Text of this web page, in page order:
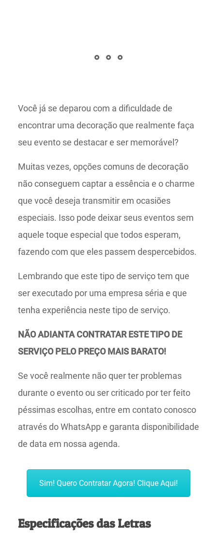
Você já se deparou com a dificuldade de
encontrar uma decoração que realmente faça
seu evento se destacar e ser memorável?
Muitas vezes, opções comuns de decoração
não conseguem captar a essência e o charme
que você deseja transmitir em ocasiões
especiais. Isso pode deixar seus eventos sem
aquele toque especial que todos esperam,
fazendo com que eles passem despercebidos.
Lembrando que este tipo de serviço tem que
ser executado por uma empresa séria e que
tenha experiência neste tipo de serviço.
NÃO ADIANTA CONTRATAR ESTE TIPO DE
SERVIÇO PELO PREÇO MAIS BARATO!
Se você realmente não quer ter problemas
durante o evento ou ser criticado por ter feito
péssimas escolhas, entre em contato conosco
através do WhatsApp e garanta disponibilidade
de data em nossa agenda.
Sim! Quero Contratar Agora! Clique Aqui!
Especificações das Letras